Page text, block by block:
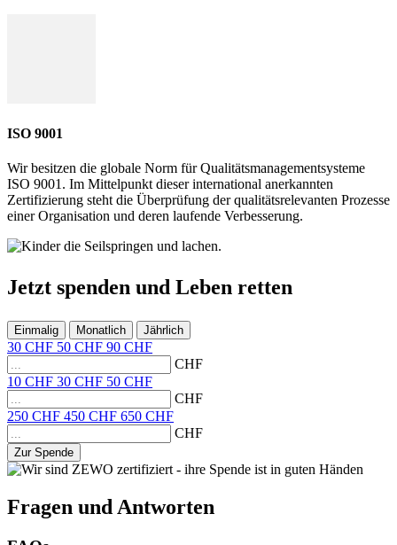
ISO 9001
Wir besitzen die globale Norm für Qualitätsmanagementsysteme
ISO 9001. Im Mittelpunkt dieser international anerkannten
Zertifizierung steht die Überprüfung der qualitätsrelevanten Prozesse
einer Organisation und deren laufende Verbesserung.
Jetzt spenden und Leben retten
Einmalig Monatlich Jährlich
30 CHF 50 CHF 90 CHF
CHF
10 CHF 30 CHF 50 CHF
CHF
250 CHF 450 CHF 650 CHF
CHF
Zur Spende
Fragen und Antworten